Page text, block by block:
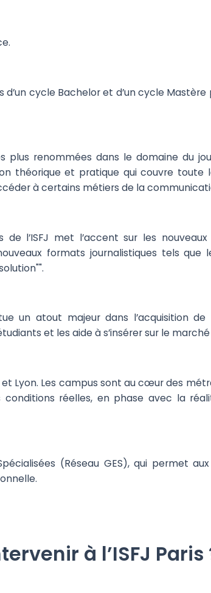
cycle Bachelor et d’un cycle
plus renommées dans le domaine du
théorique et pratique qui couvre
à certains métiers de la
l’ISFJ met l’accent sur les
formats journalistiques tels
un atout majeur dans l’acquisition
et les aide à s’insérer sur le marché
et Lyon. Les campus sont au cœur des
réelles, en phase avec la
(Réseau GES), qui permet
à l’ISFJ Paris